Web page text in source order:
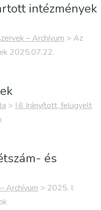
intézmények
– Archívum > Az
2025.07.22.
> I.6 Irányított, felügyelt
és
Archívum > 2025. I.